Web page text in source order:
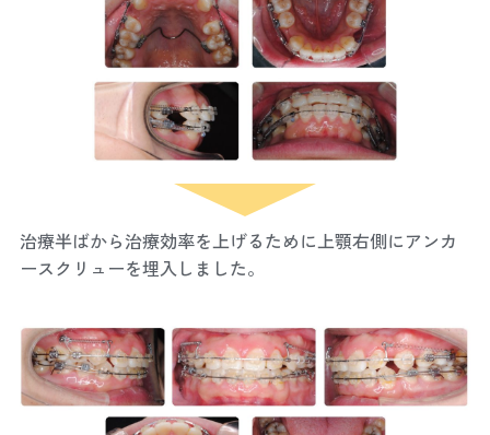
治療半ばから治療効率を上げるために上顎右側にアンカ
ースクリューを埋入しました。